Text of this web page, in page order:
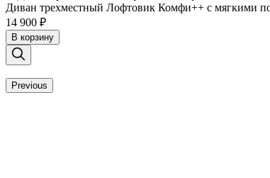
Диван трехместный Лофтовик Комфи++ с мягкими
14 900 ₽
В корзину
Previous